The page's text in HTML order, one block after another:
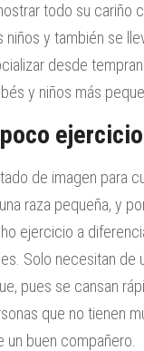
todo su cariño
niños y también se
desde
y niños más
ejercicio
raza pequeña, y
ejercicio a
Solo necesitan de
pues se cansan
que no tienen
buen compañero.